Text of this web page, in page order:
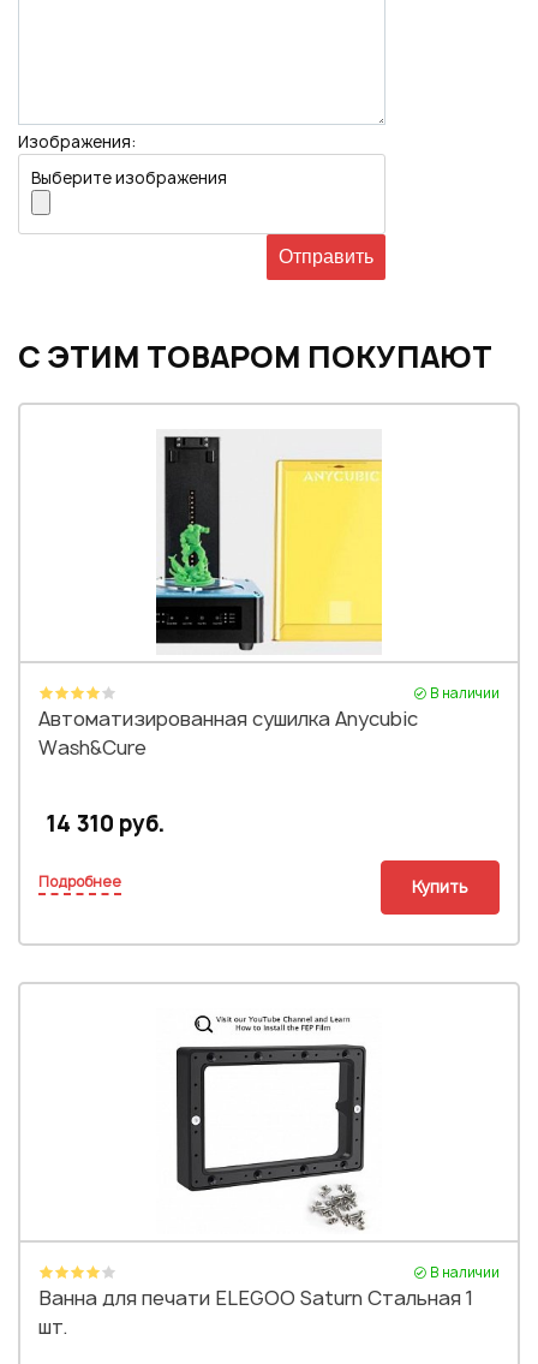
Изображения:
Выберите изображения
С ЭТИМ ТОВАРОМ ПОКУПАЮТ
В наличии
Автоматизированная сушилка Anycubic
Wash&Cure
14 310 руб.
Подробнее Купить
В наличии
Ванна для печати ELEGOO Saturn Стальная 1
шт.